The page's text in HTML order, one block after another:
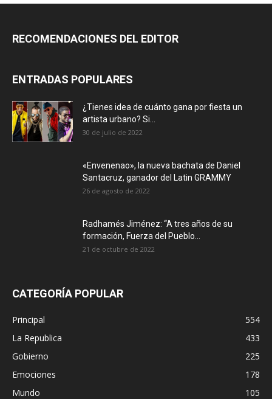
RECOMENDACIONES DEL EDITOR
ENTRADAS POPULARES
¿Tienes idea de cuánto gana por fiesta un
artista urbano? Si...
30 de julio de 2022
«Envenenao», la nueva bachata de Daniel
Santacruz, ganador del Latin GRAMMY
26 de agosto de 2022
Radhamés Jiménez: “A tres años de su
formación, Fuerza del Pueblo...
21 de octubre de 2022
CATEGORÍA POPULAR
Principal
554
La Republica
433
Gobierno
225
Emociones
178
Mundo
105